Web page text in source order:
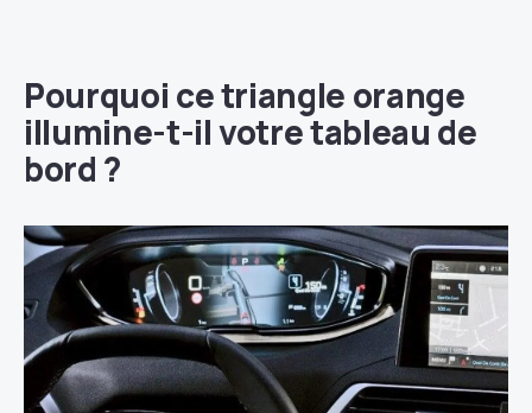
Pourquoi ce triangle orange
illumine-t-il votre tableau de
bord ?